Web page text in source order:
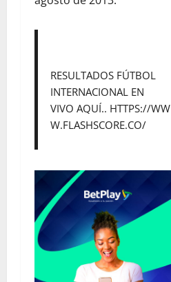
RESULTADOS FÚTBOL
INTERNACIONAL EN
VIVO AQUÍ.. HTTPS://WW
W.FLASHSCORE.CO/